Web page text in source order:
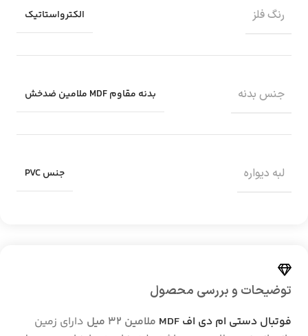
توضیحات و بررسی محصول
فوتبال دستی ام دی اف MDF ملامین 32 میل
دارای زمین
رنگ فلز الکترواستاتیک
جنس بدنه بدنه مقاوم MDF ملامین ضدخش
لبه دیواره جنس PVC